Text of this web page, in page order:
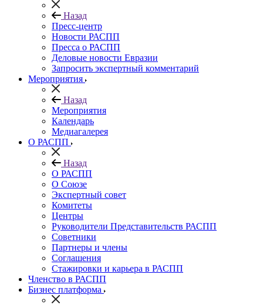
Назад
Пресс-центр
Новости РАСПП
Пресса о РАСПП
Деловые новости Евразии
Запросить экспертный комментарий
Мероприятия
Назад
Мероприятия
Календарь
Медиагалерея
О РАСПП
Назад
О РАСПП
О Союзе
Экспертный совет
Комитеты
Центры
Руководители Представительств РАСПП
Советники
Партнеры и члены
Соглашения
Стажировки и карьера в РАСПП
Членство в РАСПП
Бизнес платформа